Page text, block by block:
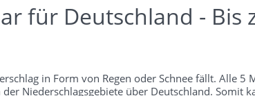
für Deutschland - Bis
in Form von Regen oder Schnee fällt. Alle 5
Niederschlagsgebiete über Deutschland. Somit